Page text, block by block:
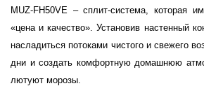
MUZ-FH50VE – сплит-система, которая
«цена и качество». Установив настенный
насладиться потоками чистого и свежего
дни и создать комфортную домашнюю
лютуют морозы.